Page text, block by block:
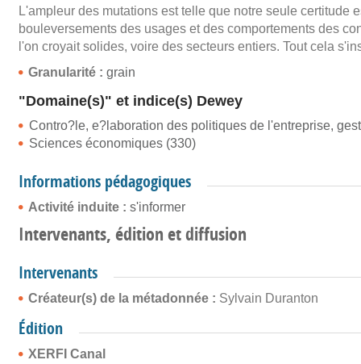
L'ampleur des mutations est telle que notre seule
bouleversements des usages et des comportements des
l'on croyait solides, voire des secteurs entiers. Tout cela
Granularité : grain
"Domaine(s)" et indice(s) Dewey
Contro?le, e?laboration des politiques de l'entreprise,
Sciences économiques (330)
Informations pédagogiques
Activité induite : s'informer
Intervenants, édition et diffusion
Intervenants
Créateur(s) de la métadonnée : Sylvain Duranton
Édition
XERFI Canal